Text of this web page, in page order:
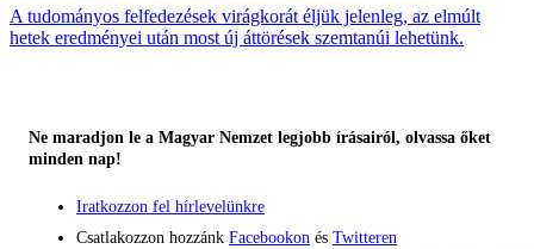
A tudományos felfedezések virágkorát éljük jelenleg, az elmúlt
hetek eredményei után most új áttörések szemtanúi lehetünk.
Ne maradjon le a Magyar Nemzet legjobb írásairól, olvassa őket
minden nap!
Iratkozzon fel hírlevelünkre
Csatlakozzon hozzánk Facebookon és Twitteren